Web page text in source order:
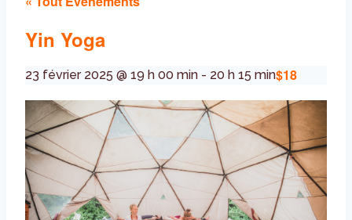
Yin Yoga
23 février 2025 @ 19 h 00 min - 20 h 15 min$18